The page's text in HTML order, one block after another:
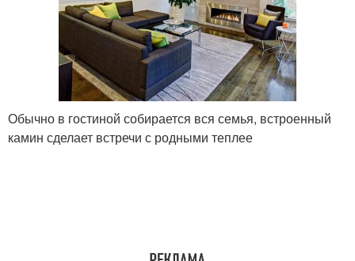
Обычно в гостиной собирается вся семья, встроенный
камин сделает встречи с родными теплее